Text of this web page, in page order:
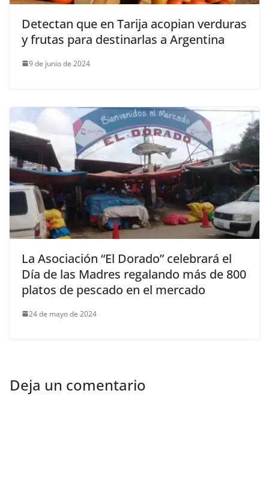
Detectan que en Tarija acopian verduras
y frutas para destinarlas a Argentina
9 de junio de 2024
La Asociación “El Dorado” celebrará el
Día de las Madres regalando más de 800
platos de pescado en el mercado
24 de mayo de 2024
Deja un comentario